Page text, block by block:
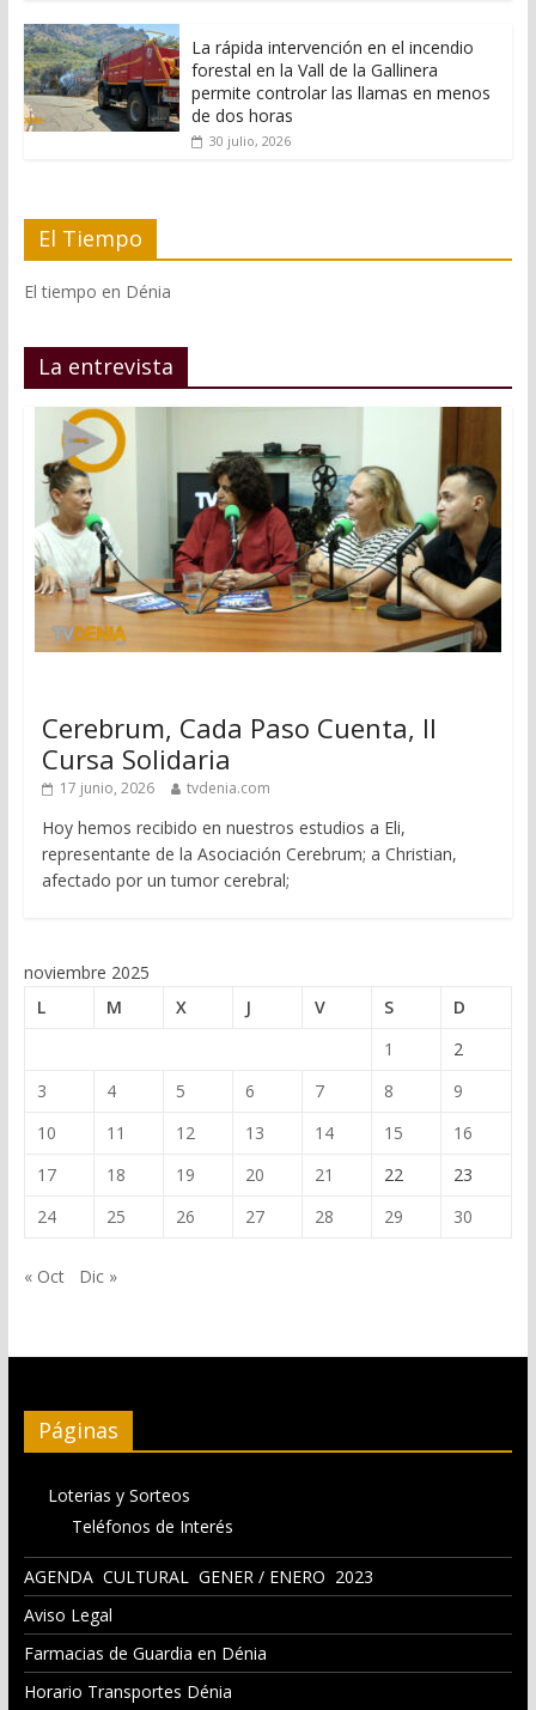
La rápida intervención en el incendio
forestal en la Vall de la Gallinera
permite controlar las llamas en menos
de dos horas
30 julio, 2026
El Tiempo
El tiempo en Dénia
La entrevista
Cerebrum, Cada Paso Cuenta, II
Cursa Solidaria
17 junio, 2026 tvdenia.com
Hoy hemos recibido en nuestros estudios a Eli,
representante de la Asociación Cerebrum; a Christian,
afectado por un tumor cerebral;
noviembre 2025
L
M X J V S
D
1
2
3
4 5 6 7 8
9
10
11 12 13 14 15
16
17
18 19 20 21 22
23
24
25 26 27 28 29 30
« Oct Dic »
Páginas
Loterias y Sorteos
Teléfonos de Interés
AGENDA CULTURAL GENER / ENERO 2023
Aviso Legal
Farmacias de Guardia en Dénia
Horario Transportes Dénia